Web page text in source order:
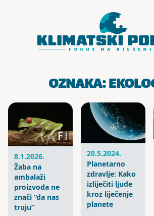
OZNAKA:
8.1.2026.
Žaba na
ambalaži
proizvoda ne
znači “da nas
truju”
20.5.2024.
Planetarno
zdravlje: Kako
izliječiti ljude
kroz liječenje
planete